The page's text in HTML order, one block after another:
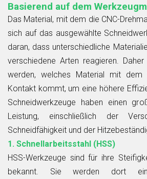
Basierend auf dem
Das Material, mit dem die CNC-
sich auf das ausgewählte
daran, dass unterschiedliche
verschiedene Arten reagieren.
werden, welches Material mit dem
Kontakt kommt, um eine höhere
Schneidwerkzeuge haben einen
Leistung, einschließlich der
Schneidfähigkeit und der
1. Schnellarbeitsstahl (HSS)
HSS-Werkzeuge sind für ihre
bekannt. Sie werden dort